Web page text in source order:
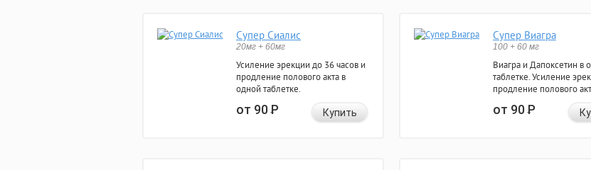
Супер Сиалис
20мг + 60мг
Усиление эрекции до 36 часов и
продление полового акта в
одной таблетке.
от 90Р Купить
Супер Виагра
100 + 60 мг
Виагра и Дапоксетин в
таблетке. Усиление
продление полового
от 90Р